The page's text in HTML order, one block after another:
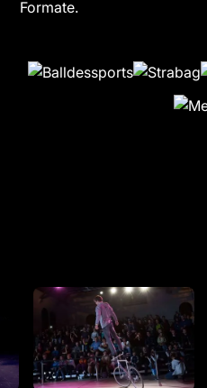
Formate.